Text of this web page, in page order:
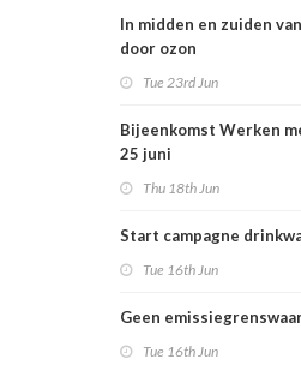
In midden en zuiden
door ozon
Tue 23rd Jun
Bijeenkomst Werken
25 juni
Thu 18th Jun
Start campagne
Tue 16th Jun
Geen
Tue 16th Jun